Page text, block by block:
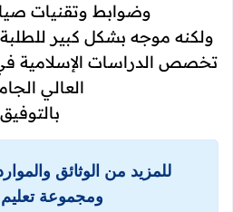
وضوابط وتقنيات
ولكنه موجه بشكل كبير
تخصص الدراسات الإسلامية في
العالي
بالتوفيق
للمزيد من الوثائق
ومجموعة